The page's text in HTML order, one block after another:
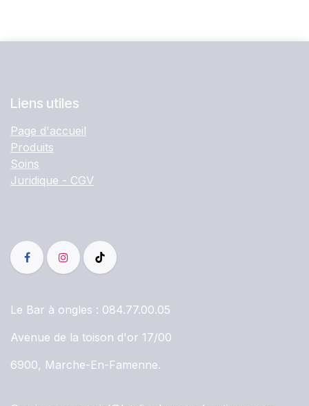
Liens utiles
Page d'accueil
Produits
Soins
Juridique - CGV
Le Bar à ongles : 084.77.00.05
Avenue de la toison d'or 17/00
6900, Marche-En-Famenne.